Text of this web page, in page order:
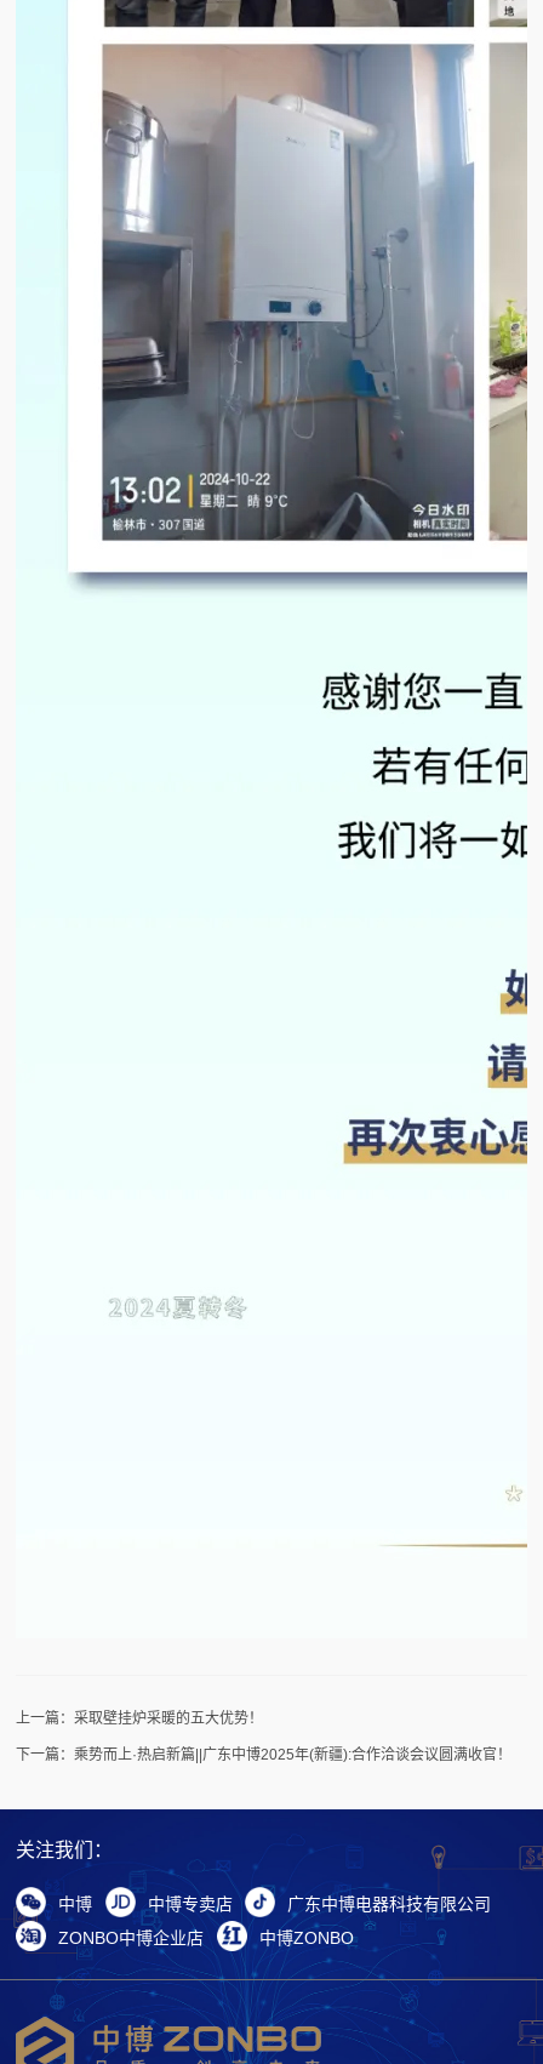
上一篇：采取壁挂炉采暖的五大优势！
下一篇：乘势而上·热启新篇||广东中博2025年(新疆):合作洽谈会议圆满收官！
关注我们：
中博 中博专卖店
广东中博电器科技有限公司
ZONBO中博企业店
中博ZONBO